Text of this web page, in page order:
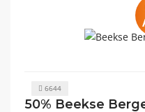
6644
50% Beekse